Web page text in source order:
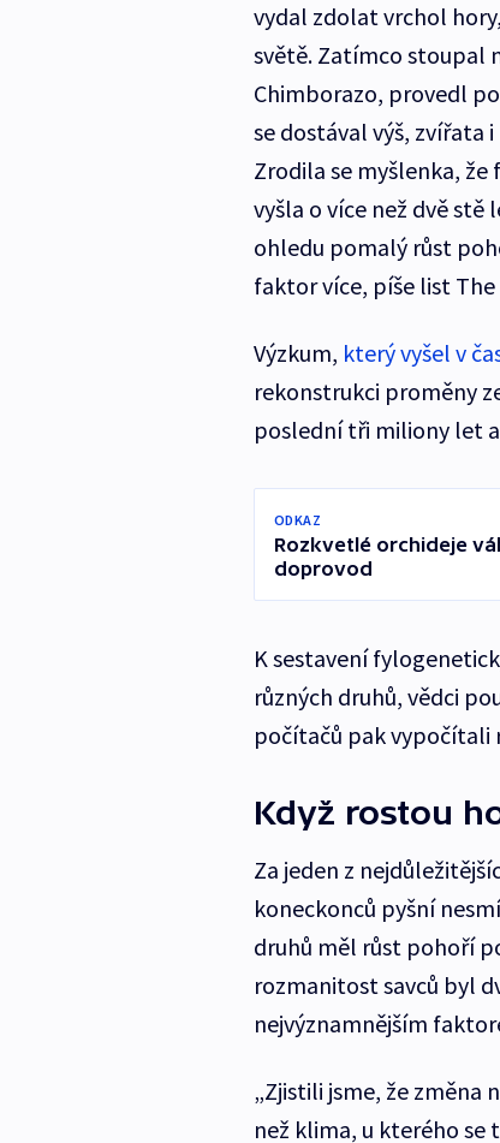
vydal zdolat vrchol
světě. Zatímco stoupal
Chimborazo, provedl
se dostával výš, zvířata
Zrodila se myšlenka,
vyšla o více než dvě
ohledu pomalý růst
faktor více, píše list The
Výzkum, který vyšel v
rekonstrukci proměny
poslední tři miliony let
ODKAZ
Rozkvetlé orchideje
doprovod
K sestavení
různých druhů, vědci
počítačů pak vypočítali
Když rostou
Za jeden z
koneckonců pyšní
druhů měl růst pohoří
rozmanitost savců byl
nejvýznamnějším
„Zjistili jsme, že změna
než klima, u kterého se